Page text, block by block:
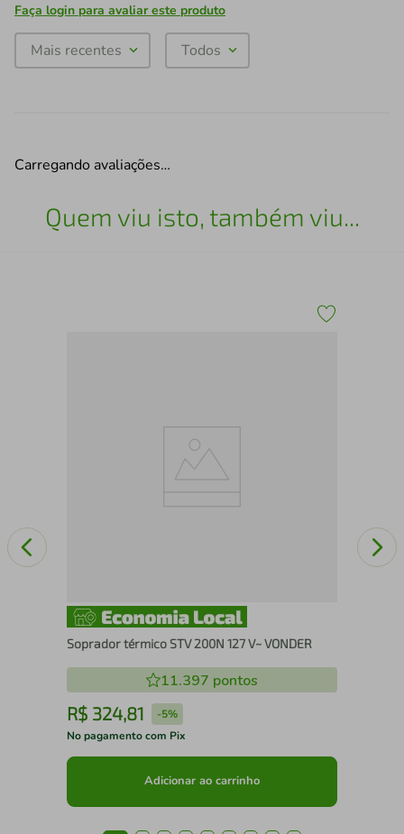
Faça login para avaliar este produto
Mais recentes Todos
Carregando avaliações…
Quem viu isto, também viu...
Soprador térmico STV 200N 127 V~ VONDER
11.397 pontos
R$ 324,81 -5%
No pagamento com Pix
Adicionar ao carrinho